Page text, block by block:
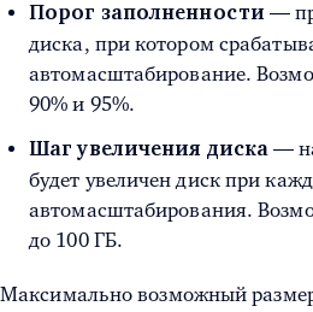
Порог заполненности—
диска, при котором
автомасштабирование.
90% и 95%.
Шаг увеличения диска —
будет увеличен диск при
автомасштабирования.
до 100 ГБ.
Максимально возможный